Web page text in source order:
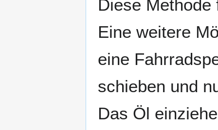
Diese
Eine weitere
eine
schieben und
Das Öl